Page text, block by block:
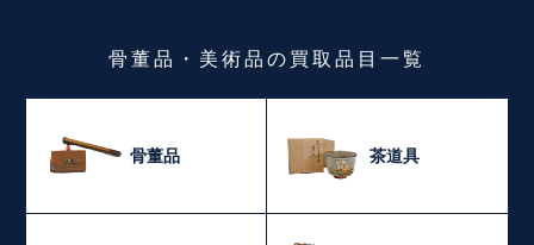
骨董品・美術品の買取品目一覧
骨董品 茶道具